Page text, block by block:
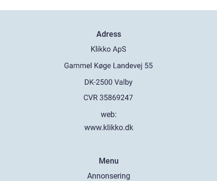
Adress
web:
www.klikko.dk
Menu
Annonsering